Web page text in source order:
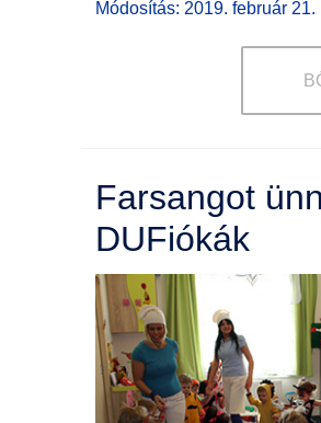
Módosítás: 2019. február 21.
Farsangot
DUFiókák